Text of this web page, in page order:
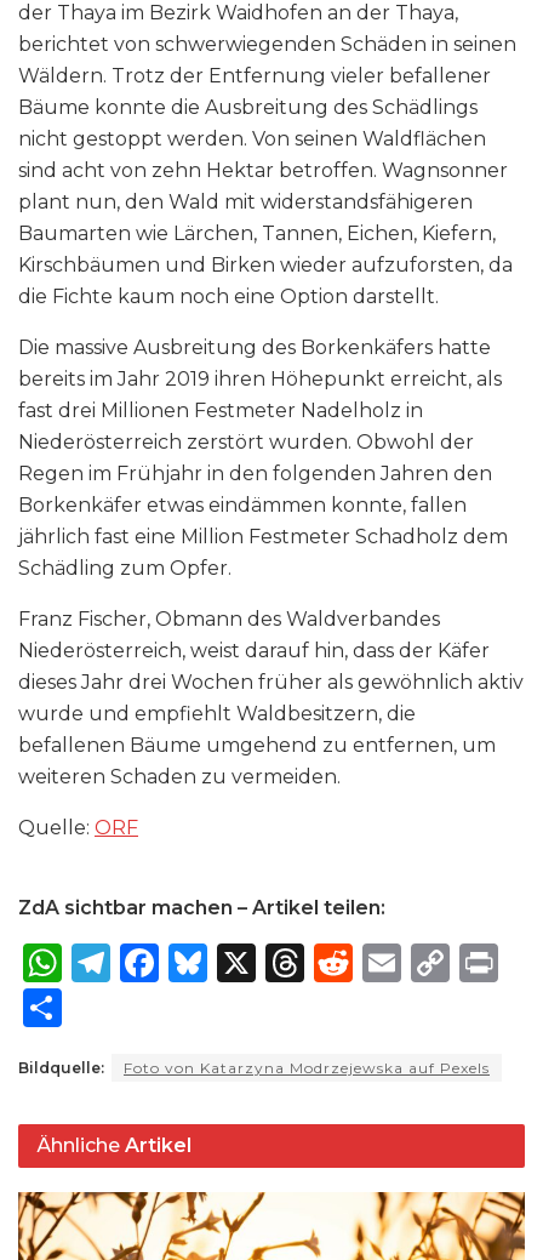
der Thaya im Bezirk Waidhofen an der Thaya,
berichtet von schwerwiegenden Schäden in seinen
Wäldern. Trotz der Entfernung vieler befallener
Bäume konnte die Ausbreitung des Schädlings
nicht gestoppt werden. Von seinen Waldflächen
sind acht von zehn Hektar betroffen. Wagnsonner
plant nun, den Wald mit widerstandsfähigeren
Baumarten wie Lärchen, Tannen, Eichen, Kiefern,
Kirschbäumen und Birken wieder aufzuforsten, da
die Fichte kaum noch eine Option darstellt.
Die massive Ausbreitung des Borkenkäfers hatte
bereits im Jahr 2019 ihren Höhepunkt erreicht, als
fast drei Millionen Festmeter Nadelholz in
Niederösterreich zerstört wurden. Obwohl der
Regen im Frühjahr in den folgenden Jahren den
Borkenkäfer etwas eindämmen konnte, fallen
jährlich fast eine Million Festmeter Schadholz dem
Schädling zum Opfer.
Franz Fischer, Obmann des Waldverbandes
Niederösterreich, weist darauf hin, dass der Käfer
dieses Jahr drei Wochen früher als gewöhnlich aktiv
wurde und empfiehlt Waldbesitzern, die
befallenen Bäume umgehend zu entfernen, um
weiteren Schaden zu vermeiden.
Quelle: ORF
ZdA sichtbar machen – Artikel teilen:
W
ts
A
p
p
T
g
ra
m
F
e
b
o
o
k
B
s
k
y
X
T
a
d
s
R
di
t
E
l
C
y
Li
n
k
ar
e
Bildquelle: Foto von Katarzyna Modrzejewska auf Pexels
Ähnliche Artikel